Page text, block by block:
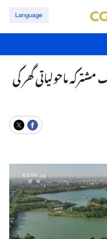
Language
ماحولیاتی گھر کی